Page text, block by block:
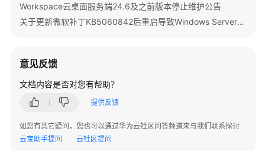
权
限
买
面/
桌
池
Workspace云桌面服务端24.6及之前版本停止维护公告
关于更新微软补丁KB5060842后重启导致Windows Server 2022发放的桌面无法启动的公告
意见反馈
文档内容是否对您有帮助？
提供反馈
如您有其它疑问，您也可以通过华为云社区问答频道来与我们联系探讨
云宝助手提问
云社区提问